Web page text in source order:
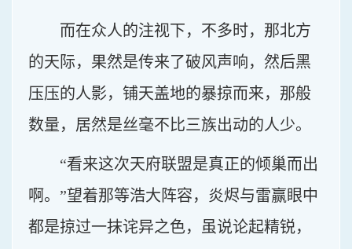
而在众人的注视下，不多时，那北方
的天际，果然是传来了破风声响，然后黑
压压的人影，铺天盖地的暴掠而来，那般
数量，居然是丝毫不比三族出动的人少。
“看来这次天府联盟是真正的倾巢而出
啊。”望着那等浩大阵容，炎烬与雷赢眼中
都是掠过一抹诧异之色，虽说论起精锐，